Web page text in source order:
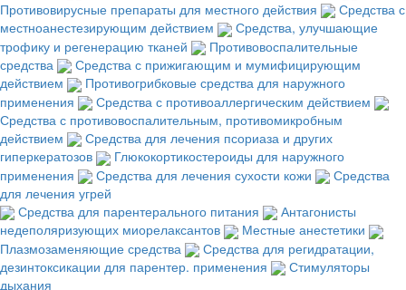
Противовирусные препараты для местного действия
Средства с
местноанестезирующим действием
Средства, улучшающие
трофику и регенерацию тканей
Противовоспалительные
средства
Средства с прижигающим и мумифицирующим
действием
Противогрибковые средства для наружного
применения
Средства с противоаллергическим действием
Средства с противовоспалительным, противомикробным
действием
Средства для лечения псориаза и других
гиперкератозов
Глюкокортикостероиды для наружного
применения
Средства для лечения сухости кожи
Средства
для лечения угрей
Средства для парентерального питания
Антагонисты
недеполяризующих миорелаксантов
Местные анестетики
Плазмозаменяющие средства
Средства для регидратации,
дезинтоксикации для парентер. применения
Стимуляторы
дыхания